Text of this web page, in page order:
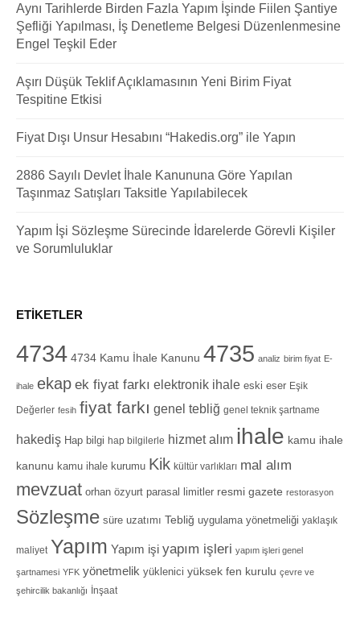
Aynı Tarihlerde Birden Fazla Yapım İşinde Fiilen Şantiye
Şefliği Yapılması, İş Denetleme Belgesi Düzenlenmesine
Engel Teşkil Eder
Aşırı Düşük Teklif Açıklamasının Yeni Birim Fiyat
Tespitine Etkisi
Fiyat Dışı Unsur Hesabını “Hakedis.org” ile Yapın
2886 Sayılı Devlet İhale Kanununa Göre Yapılan
Taşınmaz Satışları Taksitle Yapılabilecek
Yapım İşi Sözleşme Sürecinde İdarelerde Görevli Kişiler
ve Sorumluluklar
ETIKETLER
4734 4734 Kamu İhale Kanunu 4735 analiz birim fiyat E-
ihale ekap ek fiyat farkı elektronik ihale eski eser Eşik
Değerler fesih fiyat farkı genel tebliğ genel teknik şartname
hakediş Hap bilgi hap bilgilerle hizmet alım ihale kamu ihale
kanunu kamu ihale kurumu Kik kültür varlıkları mal alım
mevzuat orhan özyurt parasal limitler resmi gazete restorasyon
Sözleşme süre uzatımı Tebliğ uygulama yönetmeliği yaklaşık
maliyet Yapım Yapım işi yapım işleri yapım işleri genel
şartnamesi YFK yönetmelik yüklenici yüksek fen kurulu çevre ve
şehircilik bakanlığı
İnşaat